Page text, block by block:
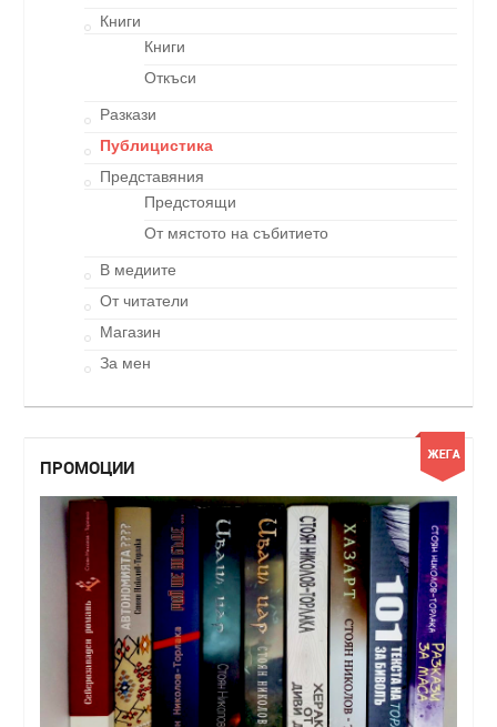
Книги
Книги
Откъси
Разкази
Публицистика
Представяния
Предстоящи
От мястото на събитието
В медиите
От читатели
Магазин
За мен
ПРОМОЦИИ